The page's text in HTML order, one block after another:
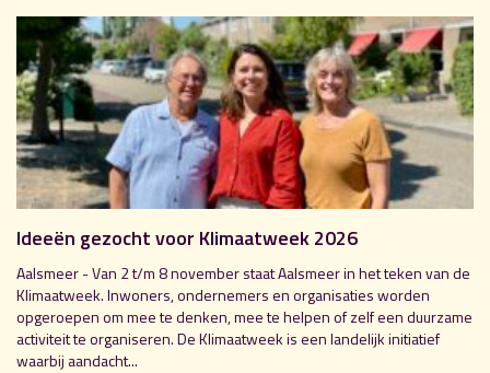
Ideeën gezocht voor Klimaatweek 2026
Aalsmeer - Van 2 t/m 8 november staat Aalsmeer in het teken van de
Klimaatweek. Inwoners, ondernemers en organisaties worden
opgeroepen om mee te denken, mee te helpen of zelf een duurzame
activiteit te organiseren. De Klimaatweek is een landelijk initiatief
waarbij aandacht...